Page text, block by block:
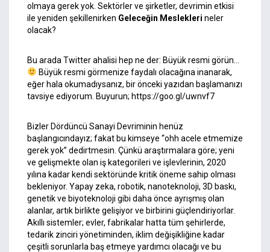
olmaya gerek yok. Sektörler ve şirketler, devrimin etkisi
ile yeniden şekillenirken Geleceğin Meslekleri neler
olacak?
Bu arada Twitter ahalisi hep ne der: Büyük resmi görün…
Büyük resmi görmenize faydalı olacağına inanarak,
eğer hala okumadıysanız, bir önceki yazıdan başlamanızı
tavsiye ediyorum. Buyurun; https://goo.gl/uwnvf7
Bizler Dördüncü Sanayi Devriminin henüz
başlangıcındayız; fakat bu kimseye “ohh acele etmemize
gerek yok” dedirtmesin. Çünkü araştırmalara göre; yeni
ve gelişmekte olan iş kategorileri ve işlevlerinin, 2020
yılına kadar kendi sektöründe kritik öneme sahip olması
bekleniyor. Yapay zeka, robotik, nanoteknoloji, 3D baskı,
genetik ve biyoteknoloji gibi daha önce ayrışmış olan
alanlar, artık birlikte gelişiyor ve birbirini güçlendiriyorlar.
Akıllı sistemler; evler, fabrikalar hatta tüm şehirlerde,
tedarik zinciri yönetiminden, iklim değişikliğine kadar
çeşitli sorunlarla baş etmeye yardımcı olacağı ve bu